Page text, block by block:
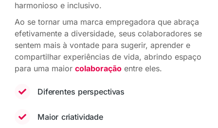
harmonioso e inclusivo.
Ao se tornar uma marca empregadora que abraça
efetivamente a diversidade, seus colaboradores se
sentem mais à vontade para sugerir, aprender e
compartilhar experiências de vida, abrindo espaço
para uma maior colaboração entre eles.
Diferentes perspectivas
Maior criatividade